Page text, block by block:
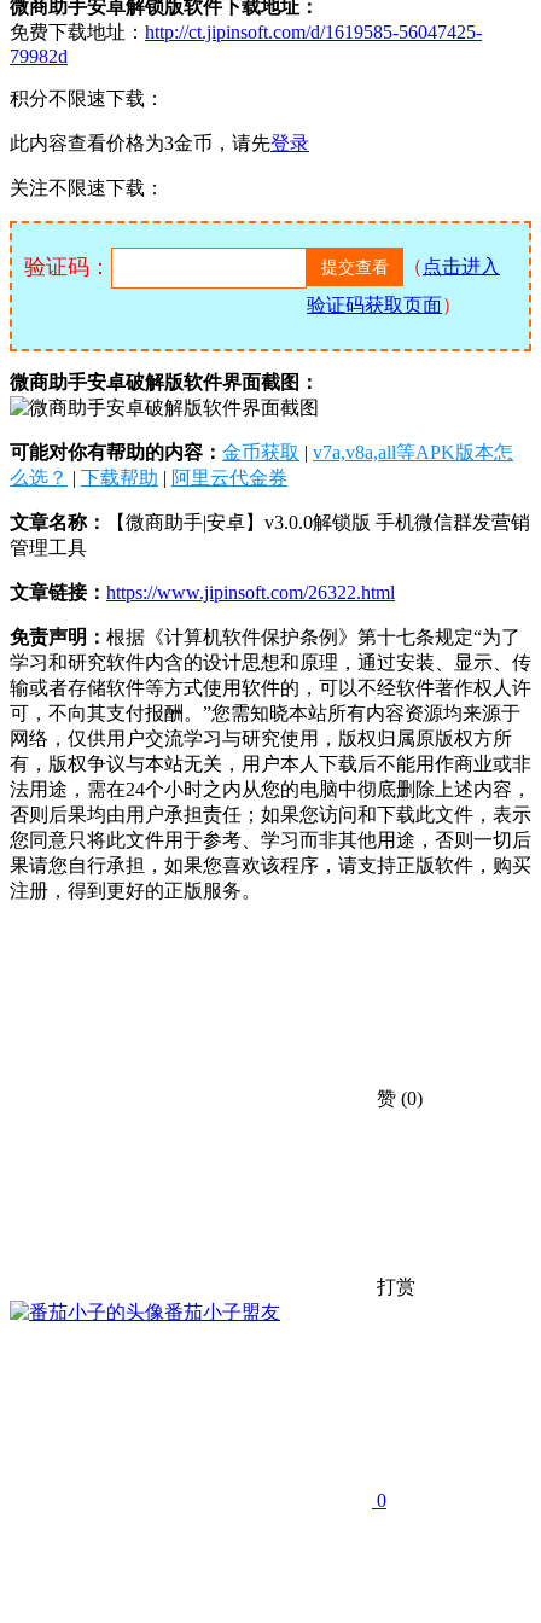
微商助手安卓解锁版软件下载地址：
免费下载地址： http://ct.jipinsoft.com/d/1619585-56047425-
79982d
积分不限速下载：
此内容查看价格为3金币，请先登录
关注不限速下载：
验证码： （ 点击进入
验证码获取页面）
微商助手安卓破解版软件界面截图：
可能对你有帮助的内容： 金币获取 | v7a,v8a,all等APK版本怎
么选？ | 下载帮助 | 阿里云代金券
文章名称：
【微商助手|安卓】v3.0.0解锁版 手机微信群发营销
管理工具
文章链接： https://www.jipinsoft.com/26322.html
免责声明： 根据《计算机软件保护条例》第十七条规定“为了
学习和研究软件内含的设计思想和原理，通过安装、显示、传
输或者存储软件等方式使用软件的，可以不经软件著作权人许
可，不向其支付报酬。”您需知晓本站所有内容资源均来源于
网络，仅供用户交流学习与研究使用，版权归属原版权方所
有，版权争议与本站无关，用户本人下载后不能用作商业或非
法用途，需在24个小时之内从您的电脑中彻底删除上述内容，
否则后果均由用户承担责任；如果您访问和下载此文件，表示
您同意只将此文件用于参考、学习而非其他用途，否则一切后
果请您自行承担，如果您喜欢该程序，请支持正版软件，购买
注册，得到更好的正版服务。
赞 (0)
打赏
番茄小子盟友
0